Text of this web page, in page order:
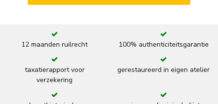
12 maanden ruilrecht 100% authenticiteitsgarantie
taxatierapport voor
verzekering
gerestaureerd in eigen atelier